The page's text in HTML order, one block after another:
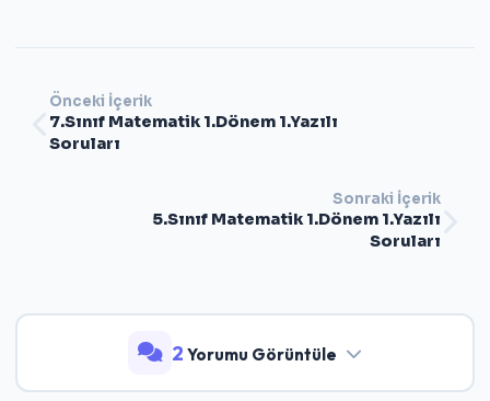
Önceki İçerik
7.Sınıf Matematik 1.Dönem 1.Yazılı
Soruları
Sonraki İçerik
5.Sınıf Matematik 1.Dönem 1.Yazılı
Soruları
2 Yorumu Görüntüle